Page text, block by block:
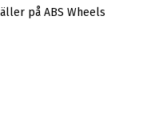
på ABS Wheels